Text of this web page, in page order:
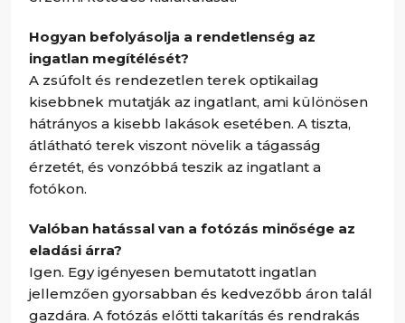
Hogyan befolyásolja a rendetlenség az
ingatlan megítélését?
A zsúfolt és rendezetlen terek optikailag
kisebbnek mutatják az ingatlant, ami különösen
hátrányos a kisebb lakások esetében. A tiszta,
átlátható terek viszont növelik a tágasság
érzetét, és vonzóbbá teszik az ingatlant a
fotókon.
Valóban hatással van a fotózás minősége az
eladási árra?
Igen. Egy igényesen bemutatott ingatlan
jellemzően gyorsabban és kedvezőbb áron talál
gazdára. A fotózás előtti takarítás és rendrakás